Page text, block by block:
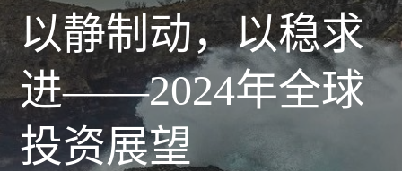
以静制动，以稳求
进——2024年全球
投资展望